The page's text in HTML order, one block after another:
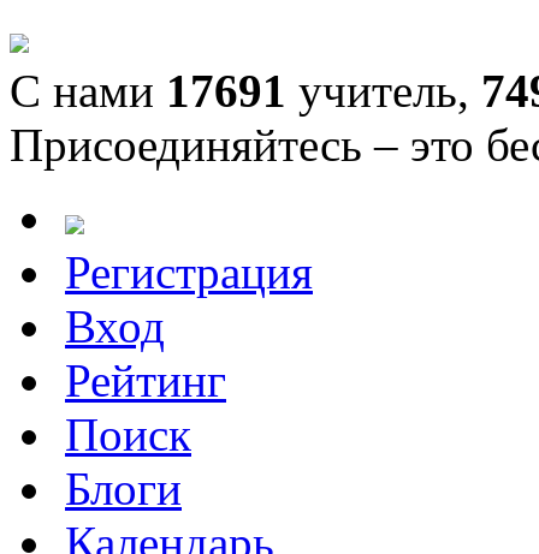
С нами 17691 учитель,
Присоединяйтесь – это
Регистрация
Вход
Рейтинг
Поиск
Блоги
Календарь